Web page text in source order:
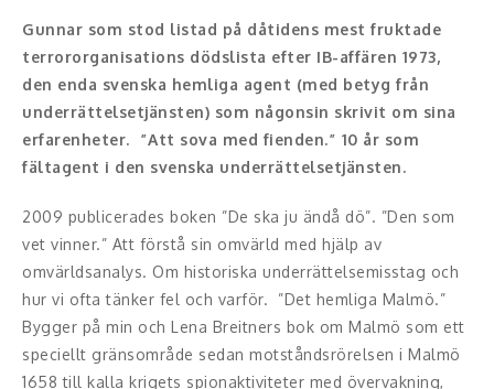
Radio och TV-profiler
Underhållning och event
Event
Ljus och belysning
Komiker
Konst
Gunnar som stod listad på dåtidens mest fruktade
terrororganisations dödslista efter IB-affären 1973,
den enda svenska hemliga agent (med betyg från
underrättelsetjänsten) som någonsin skrivit om sina
erfarenheter. ”Att sova med fienden.” 10 år som
fältagent i den svenska underrättelsetjänsten.
2009 publicerades boken ”De ska ju ändå dö”. ”Den som
vet vinner.” Att förstå sin omvärld med hjälp av
omvärldsanalys. Om historiska underrättelsemisstag och
hur vi ofta tänker fel och varför. ”Det hemliga Malmö.”
Bygger på min och Lena Breitners bok om Malmö som ett
speciellt gränsområde sedan motståndsrörelsen i Malmö
1658 till kalla krigets spionaktiviteter med övervakning,